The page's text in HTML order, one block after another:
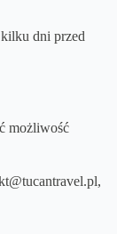
dni przed
możliwość